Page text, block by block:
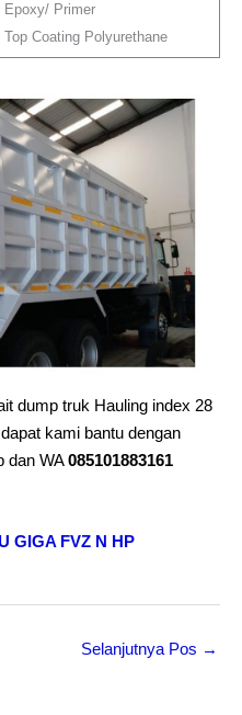
Epoxy/ Primer
Top Coating Polyurethane
dump truk Hauling index 28
kami bantu dengan
dan WA085101883161
GIGA FVZ N HP
Selanjutnya Pos →